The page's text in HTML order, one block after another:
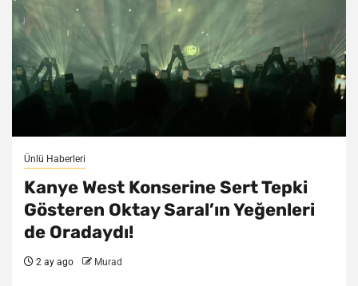
Ünlü Haberleri
Kanye West Konserine Sert Tepki
Gösteren Oktay Saral’ın Yeğenleri
de Oradaydı!
2 ay ago Murad